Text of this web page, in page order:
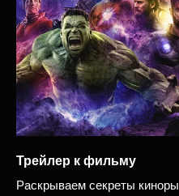
Трейлер к фильму
Раскрываем секреты